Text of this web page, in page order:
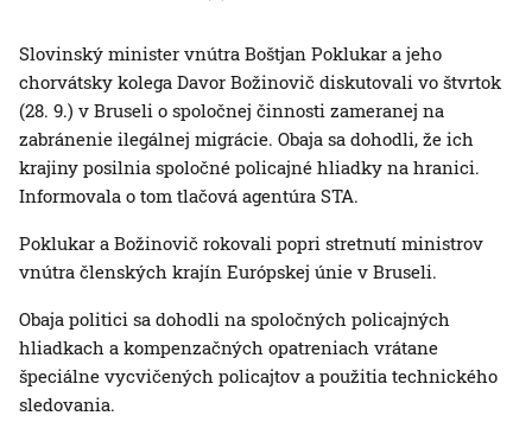
Slovinský minister vnútra Boštjan Poklukar a jeho
chorvátsky kolega Davor Božinovič diskutovali vo štvrtok
(28. 9.) v Bruseli o spoločnej činnosti zameranej na
zabránenie ilegálnej migrácie. Obaja sa dohodli, že ich
krajiny posilnia spoločné policajné hliadky na hranici.
Informovala o tom tlačová agentúra STA.
Poklukar a Božinovič rokovali popri stretnutí ministrov
vnútra členských krajín Európskej únie v Bruseli.
Obaja politici sa dohodli na spoločných policajných
hliadkach a kompenzačných opatreniach vrátane
špeciálne vycvičených policajtov a použitia technického
sledovania.